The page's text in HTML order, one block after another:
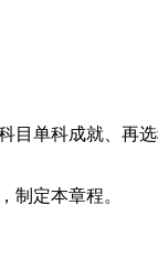
单科成就、再选
定本章程。